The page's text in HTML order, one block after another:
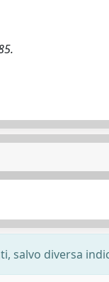
salvo diversa